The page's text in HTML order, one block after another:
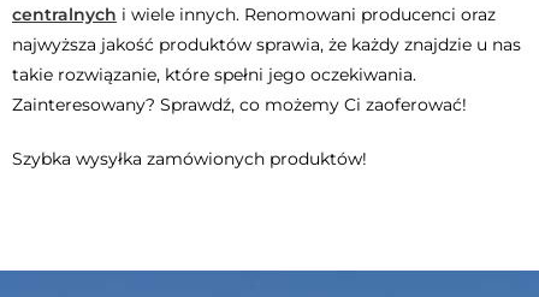
centralnych i wiele innych. Renomowani producenci oraz
najwyższa jakość produktów sprawia, że każdy znajdzie u nas
takie rozwiązanie, które spełni jego oczekiwania.
Zainteresowany? Sprawdź, co możemy Ci zaoferować!
Szybka wysyłka zamówionych produktów!